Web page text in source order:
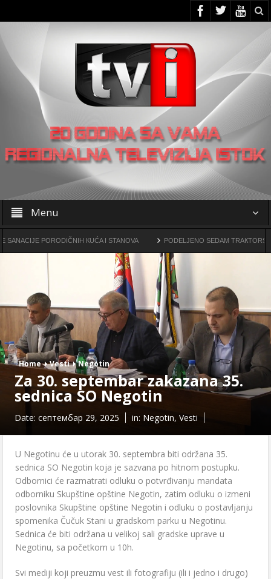
Menu
PORODIČNIH КUĆA I STANOVA PODELJENO SEDAM TRAКTORSКIH
OO SNS -a u Žagubici organizovao skup u Laznici
Home Vesti Negotin
Za 30. septembar zakazana 35.
sednica SO Negotin
Date:септембар 29, 2025 in: Negotin,Vesti
U Negotinu će u utorak 30. septembra biti održana 35.
sednica SO Negotin koja je sazvana po hitnom postupku.
Odbornici će razmatrati odluku o potvrđivanju mandata
odborniku Skupštine opštine Negotin, zatim odluku o izmeni
poslovnika Skupštine opštine Negotin i odluku o postavljanju
spomenika Čučuk Stani u gradskom parku u Negotinu.
Sednica će biti održana u velikoj sali gradske uprave u
Negotinu, sa početkom u 10h.
Svi mediji koji preuzmu vest ili fotografiju (ili i jedno i drugo)